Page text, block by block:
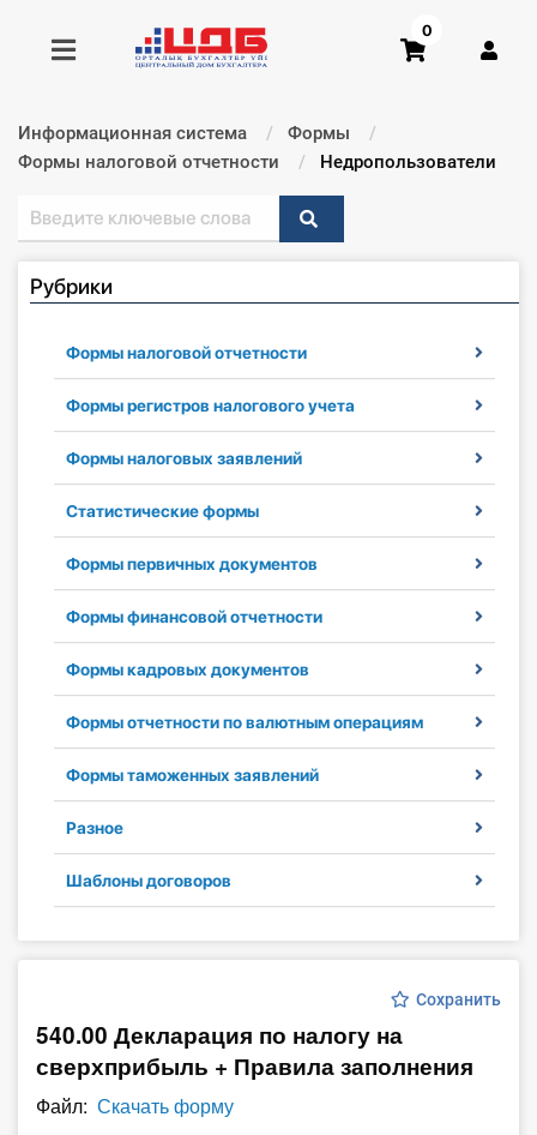
Получить консультацию
Купить доступ
Главная ИС
Формы
Консультации
Правовая база
Библиотека бухгалтера
Инструменты
Вебинары
Справочник бухгалтера
Участник ВЭД
Практика ИП
Кадры. Труд. Зарплата.
Интернет-магазин
О Системе
0
Информационная система
Формы
Формы налоговой отчетности
Текущий:
Недропользователи
Рубрики
Формы налоговой отчетности
Формы регистров налогового учета
Формы налоговых заявлений
Статистические формы
Формы первичных документов
Формы финансовой отчетности
Формы кадровых документов
Формы отчетности по валютным операциям
Формы таможенных заявлений
Разное
Шаблоны договоров
Сохранить
540.00 Декларация по налогу на
сверхприбыль + Правила заполнения
Файл: Скачать форму